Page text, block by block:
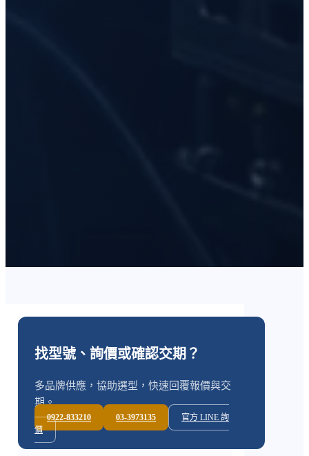
找型號、詢價或確認交期？
多品牌供應，協助選型，快速回覆報價與交
期。
0922-833210 03-3973135
官方 LINE 詢
價